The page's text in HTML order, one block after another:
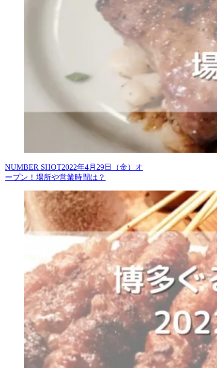
NUMBER SHOT2022年4月29日（金）オ
ープン！場所や営業時間は？